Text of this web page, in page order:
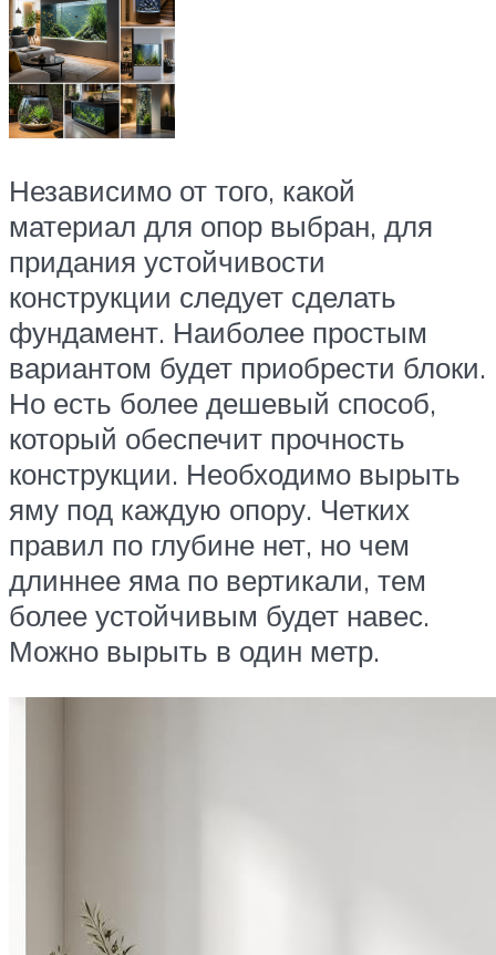
Независимо от того, какой
материал для опор выбран, для
придания устойчивости
конструкции следует сделать
фундамент. Наиболее простым
вариантом будет приобрести блоки.
Но есть более дешевый способ,
который обеспечит прочность
конструкции. Необходимо вырыть
яму под каждую опору. Четких
правил по глубине нет, но чем
длиннее яма по вертикали, тем
более устойчивым будет навес.
Можно вырыть в один метр.